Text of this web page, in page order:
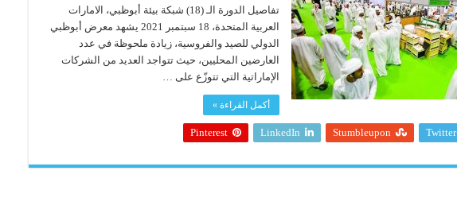
تفاصيل الدورة الـ (18) شبكة بيئة أبوظبي، الامارات
العربية المتحدة، 18 سبتمبر 2021 يشهد معرض أبوظبي
الدولي للصيد والفروسية، زيادة ملحوظة في عدد
العارضين المحليين، حيث تتواجد العديد من الشركات
الإماراتية التي تتوزّع على …
أكمل القراءة »
Twitter
Stumbleupon
LinkedIn
Pinterest